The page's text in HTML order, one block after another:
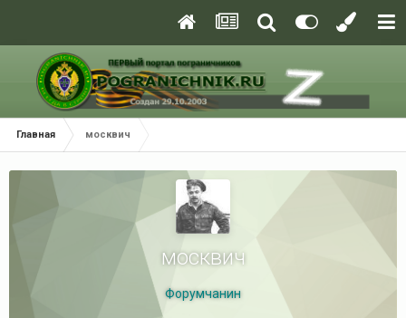
Главная москвич
москвич
Форумчанин